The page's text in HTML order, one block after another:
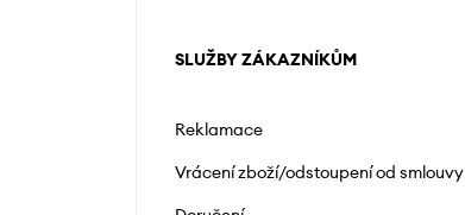
SLUŽBY ZÁKAZNÍKŮM
Reklamace
Vrácení zboží/odstoupení od smlouvy